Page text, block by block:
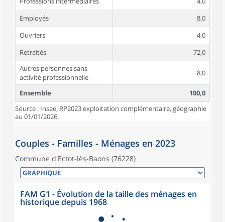
Employés
8,0
Ouvriers
4,0
Retraités
72,0
Autres personnes sans
activité professionnelle
8,0
Ensemble
100,0
Source : Insee, RP2023 exploitation complémentaire, géographie
au 01/01/2026.
Couples - Familles - Ménages en 2023
Commune d'Ectot-lès-Baons (76228)
FAM G1 - Évolution de la taille des ménages en
historique depuis 1968